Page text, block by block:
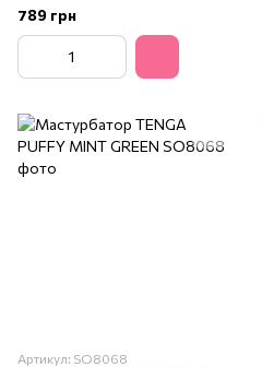
789 грн
Артикул: SO8068